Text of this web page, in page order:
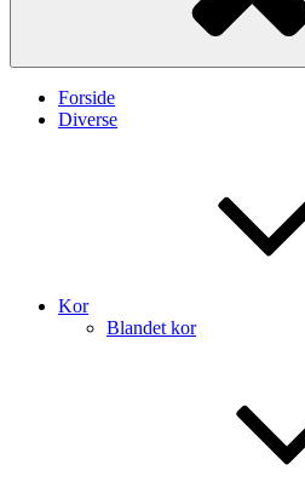
Forside
Diverse
Kor
Blandet kor